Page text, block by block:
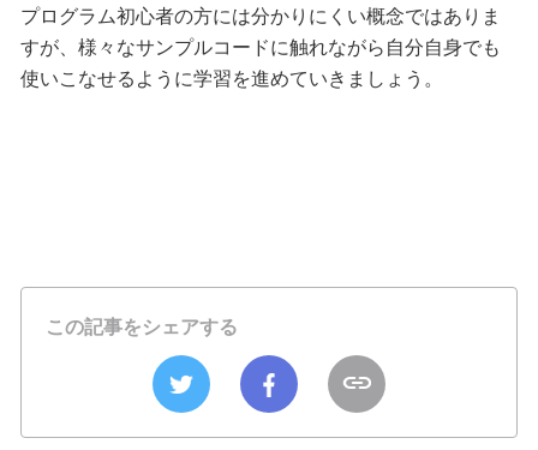
プログラム初心者の方には分かりにくい概念ではありま
すが、様々なサンプルコードに触れながら自分自身でも
使いこなせるように学習を進めていきましょう。
この記事をシェアする